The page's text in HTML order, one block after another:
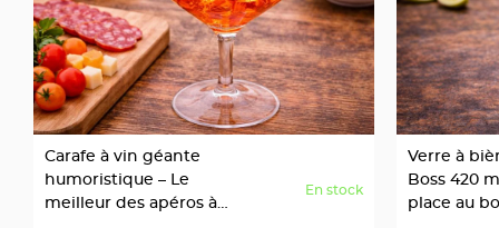
dragées
Support
dragées
Mariage
Présentoir
Vêtements
Carafe à vin géante
humoristique – Le
meilleur des apéros à
En stock
Verre à
Boss 420
place au